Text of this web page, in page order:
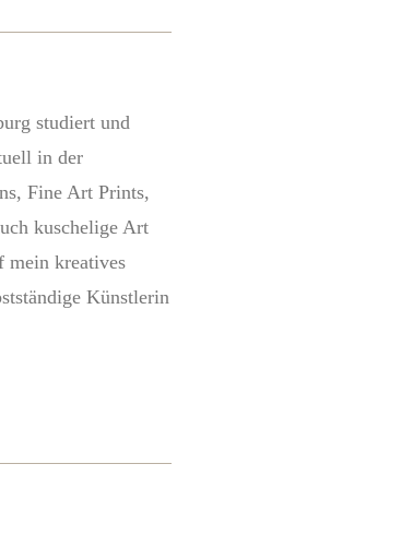
studiert und
in der
Fine Art Prints,
kuschelige Art
mein kreatives
Künstlerin